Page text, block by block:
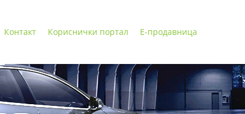
Контакт Кориснички портал Е-продавница